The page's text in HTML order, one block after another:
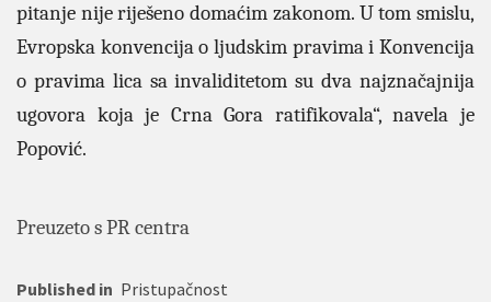
pitanje nije riješeno domaćim zakonom. U tom smislu,
Evropska konvencija o ljudskim pravima i Konvencija
o pravima lica sa invaliditetom su dva najznačajnija
ugovora koja je Crna Gora ratifikovala“, navela je
Popović.
Preuzeto s PR centra
Published in Pristupačnost